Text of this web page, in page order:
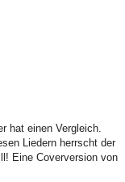
hat einen Vergleich.
Liedern herrscht der
Eine Coverversion von